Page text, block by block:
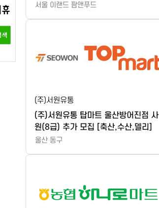
서울 이랜드 팜앤푸드
(주)서원유통
(주)서원유통 탑마트 울산방어진점 사
원(8급) 추가 모집 [축산,수산,델리]
울산 동구